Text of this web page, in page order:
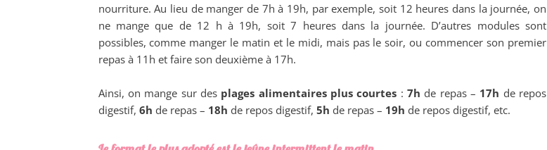
nourriture. Au lieu de manger de 7h à 19h, par exemple, soit 12 heures dans la journée, on
ne mange que de 12 h à 19h, soit 7 heures dans la journée. D’autres modules sont
possibles, comme manger le matin et le midi, mais pas le soir, ou commencer son premier
repas à 11h et faire son deuxième à 17h.
Ainsi, on mange sur des plages alimentaires plus courtes : 7h de repas – 17h de repos
digestif, 6h de repas – 18h de repos digestif, 5h de repas – 19h de repos digestif, etc.